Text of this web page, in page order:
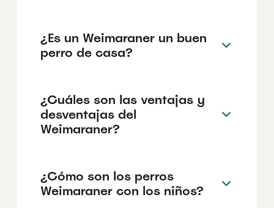
¿Es un Weimaraner un buen
perro de casa?
¿Cuáles son las ventajas y
desventajas del
Weimaraner?
¿Cómo son los perros
Weimaraner con los niños?